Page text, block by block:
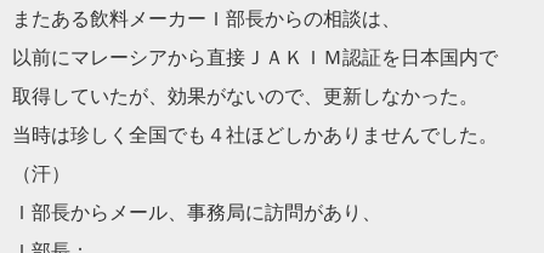
またある飲料メーカーＩ部長からの相談は、
以前にマレーシアから直接ＪＡＫＩＭ認証を日本国内で
取得していたが、効果がないので、更新しなかった。
当時は珍しく全国でも４社ほどしかありませんでした。
（汗）
Ｉ部長からメール、事務局に訪問があり、